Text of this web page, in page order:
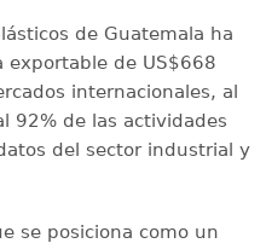
de Guatemala ha
exportable de US$668
internacionales, al
92% de las actividades
del sector industrial y
se posiciona como un